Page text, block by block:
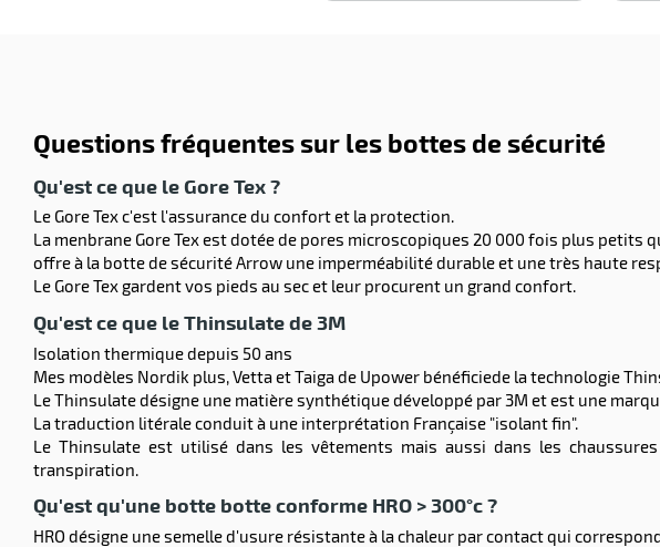
Questions fréquentes sur les bottes de sécurité
Qu'est ce que le Gore Tex ?
Le Gore Tex c'est l'assurance du confort et la protection.
La menbrane Gore Tex est dotée de pores microscopiques 20 000 fois plus
offre à la botte de sécurité Arrow une imperméabilité durable et une très haute
Le Gore Tex gardent vos pieds au sec et leur procurent un grand confort.
Qu'est ce que le Thinsulate de 3M
Isolation thermique depuis 50 ans
Mes modèles Nordik plus, Vetta et Taiga de Upower bénéficiede la technologie
Le Thinsulate désigne une matière synthétique développé par 3M et est une
La traduction litérale conduit à une interprétation Française "isolant fin".
Le Thinsulate est utilisé dans les vêtements mais aussi dans les
transpiration.
Qu'est qu'une botte botte conforme HRO > 300°c ?
HRO désigne une semelle d'usure résistante à la chaleur par contact qui